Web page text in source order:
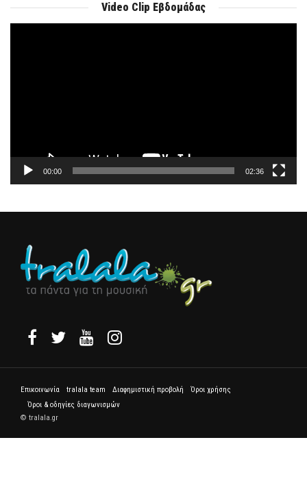
Video Clip Εβδομάδας
00:00 02:36
Επικοινωνία tralala team Διαφημιστική προβολή
Όροι χρήσης
Όροι & οδηγίες διαγωνισμών
© tralala.gr